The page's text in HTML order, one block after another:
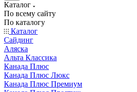
Каталог
По всему сайту
По каталогу
Каталог
Сайдинг
Аляска
Альта Классика
Канада Плюс
Канада Плюс Люкс
Канада Плюс Премиум